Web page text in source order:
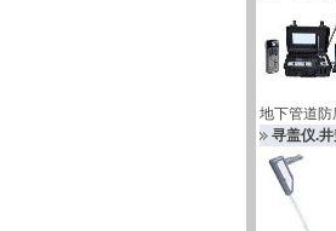
地下管道
寻盖仪.